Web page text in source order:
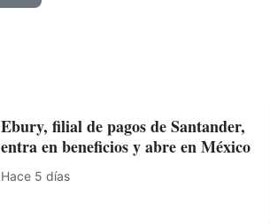
Ebury, filial de pagos de Santander,
entra en beneficios y abre en México
Hace 5 días